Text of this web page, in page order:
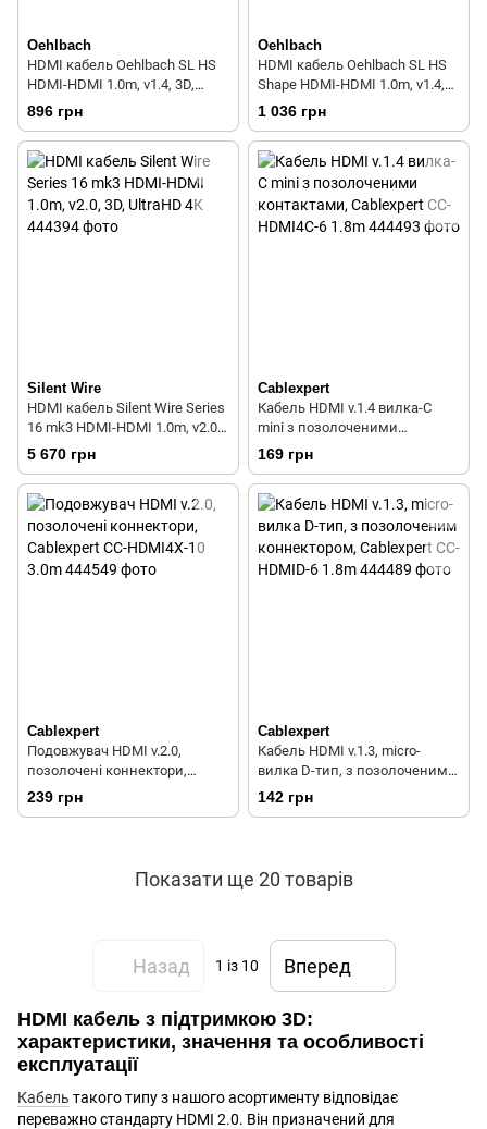
Oehlbach
HDMI кабель Oehlbach SL HS
HDMI-HDMI 1.0m, v1.4, 3D,
UltraHD 4K
896 грн
Oehlbach
HDMI кабель Oehlbach SL HS
Shape HDMI-HDMI 1.0m, v1.4,
3D, UltraHD 4K
1 036 грн
Silent Wire
HDMI кабель Silent Wire Series
16 mk3 HDMI-HDMI 1.0m, v2.0,
3D, UltraHD 4K
5 670 грн
Cablexpert
Кабель HDMI v.1.4 вилка-C
mini з позолоченими
контактами, Cablexpert CC-
HDMI4C-6 1.8m
169 грн
Cablexpert
Подовжувач HDMI v.2.0,
позолочені коннектори,
Cablexpert CC-HDMI4X-10 3.0m
239 грн
Cablexpert
Кабель HDMI v.1.3, micro-
вилка D-тип, з позолоченим
коннектором, Cablexpert CC-
HDMID-6 1.8m
142 грн
Показати ще 20 товарів
Назад 1 із 10 Вперед
HDMI кабель з підтримкою 3D:
характеристики, значення та особливості
експлуатації
Кабель такого типу з нашого асортименту відповідає
переважно стандарту HDMI 2.0. Він призначений для